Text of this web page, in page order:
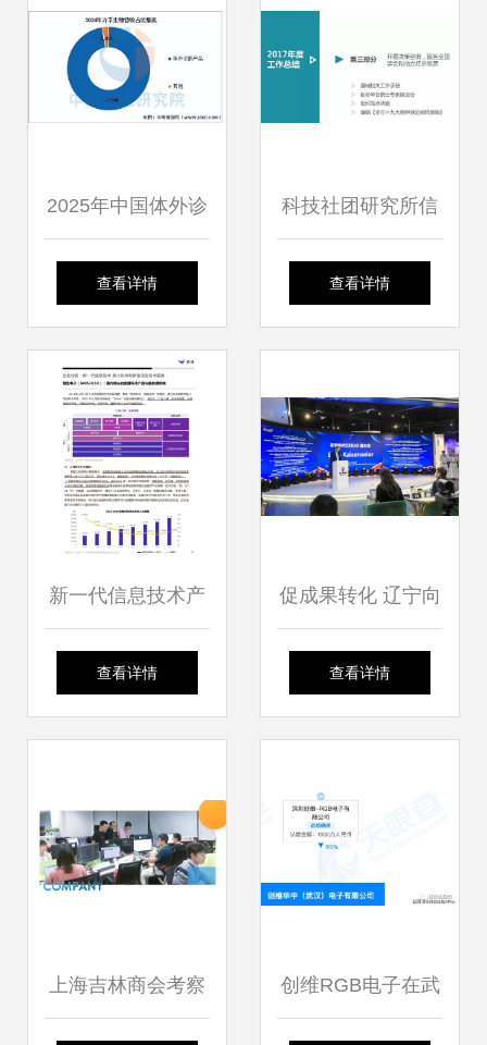
服务解读 50%，强化信息技
术咨询服务能力
2025年中国体外诊
断行业市场前景预
版）
查看详情
科技社团研究所信
息技术咨询服务年
查看详情
新一代信息技术产
业月报 软件与服务
咨询服务引领风潮
查看详情
促成果转化 辽宁向
全球科技工作者发
查看详情
上海吉林商会考察 创维RGB电子在武